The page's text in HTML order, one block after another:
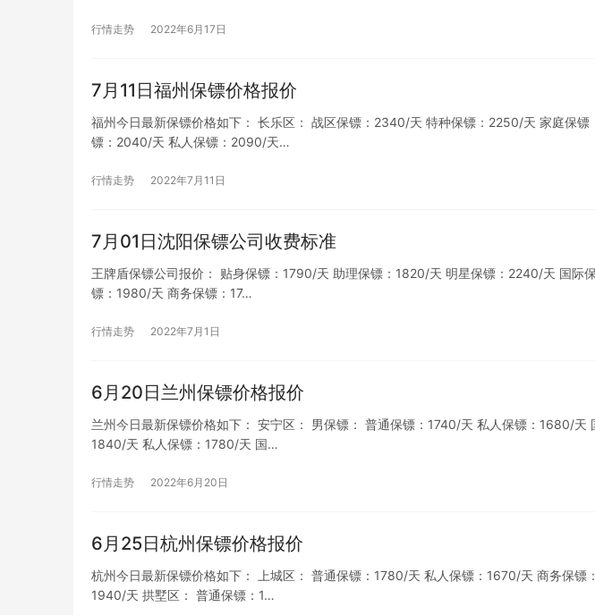
行情走势 2022年6月17日
7月11日福州保镖价格报价
福州今日最新保镖价格如下： 长乐区： 战区保镖：2340/天 特种保镖：2250/天 家庭保
镖：2040/天 私人保镖：2090/天…
行情走势 2022年7月11日
7月01日沈阳保镖公司收费标准
王牌盾保镖公司报价： 贴身保镖：1790/天 助理保镖：1820/天 明星保镖：2240/天 国际
镖：1980/天 商务保镖：17…
行情走势 2022年7月1日
6月20日兰州保镖价格报价
兰州今日最新保镖价格如下： 安宁区： 男保镖： 普通保镖：1740/天 私人保镖：1680/天
1840/天 私人保镖：1780/天 国…
行情走势 2022年6月20日
6月25日杭州保镖价格报价
杭州今日最新保镖价格如下： 上城区： 普通保镖：1780/天 私人保镖：1670/天 商务保镖
1940/天 拱墅区： 普通保镖：1…